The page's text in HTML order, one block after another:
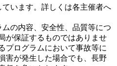
います。詳しくは各主催者へ
の内容、安全性、品質等につ
が保証するものではありませ
プログラムにおいて事故等に
害が発生した場合でも、長野